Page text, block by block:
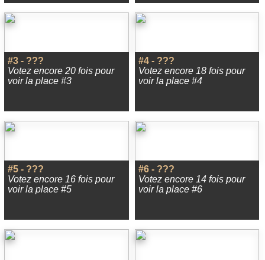
#3 - ???
Votez encore 20 fois pour
voir la place #3
#4 - ???
Votez encore 18 fois pour
voir la place #4
#5 - ???
Votez encore 16 fois pour
voir la place #5
#6 - ???
Votez encore 14 fois pour
voir la place #6